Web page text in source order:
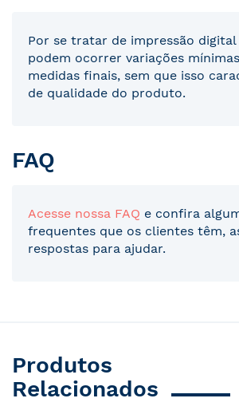
Por se tratar de impressão
podem ocorrer variações
medidas finais, sem que isso
de qualidade do produto.
FAQ
Acesse nossa FAQ e confira
frequentes que os clientes têm,
respostas para ajudar.
Produtos
Relacionados